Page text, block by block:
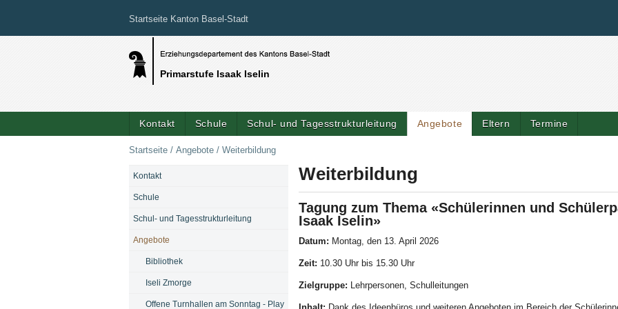
Startseite Kanton Basel-Stadt
Primarstufe Isaak Iselin
Kontakt Schule Schul- und Tagesstrukturleitung Angebote Eltern Termine
Startseite / Angebote / Weiterbildung
Weiterbildung
Tagung zum Thema «Schülerinnen und
Isaak Iselin»
Datum: Montag, den 13. April 2026
Zeit: 10.30 Uhr bis 15.30 Uhr
Zielgruppe: Lehrpersonen, Schulleitungen
NAVIGATION
Kontakt
Schule
Schul- und Tagesstrukturleitung
Angebote
Bibliothek
Iseli Zmorge
Offene Turnhallen am Sonntag - Play